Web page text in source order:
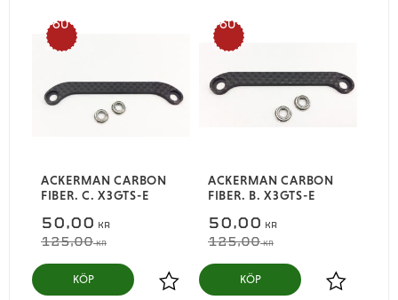
ACKERMAN CARBON
FIBER. C. X3GTS-E
50,00 KR
125,00KR
60
%
Lägg till i favoriter
KÖP
ACKERMAN CARBON
FIBER. B. X3GTS-E
50,00 KR
125,00KR
60
%
Lägg till i
KÖP